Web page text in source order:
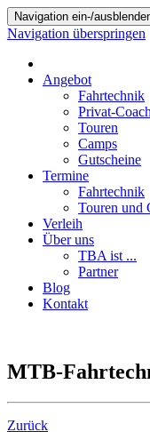
Navigation ein-/
Navigation überspringen
Angebot
Fahrtechnik
Privat-
Touren
Camps
Gutscheine
Termine
Fahrtechnik
Touren und
Verleih
Über uns
TBA ist ...
Partner
Blog
Kontakt
MTB-
Zurück